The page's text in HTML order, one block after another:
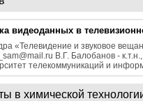
видеоданных в
«Телевидение и звуковое
В.Г. Балобанов -
телекоммуникаций и
в химической